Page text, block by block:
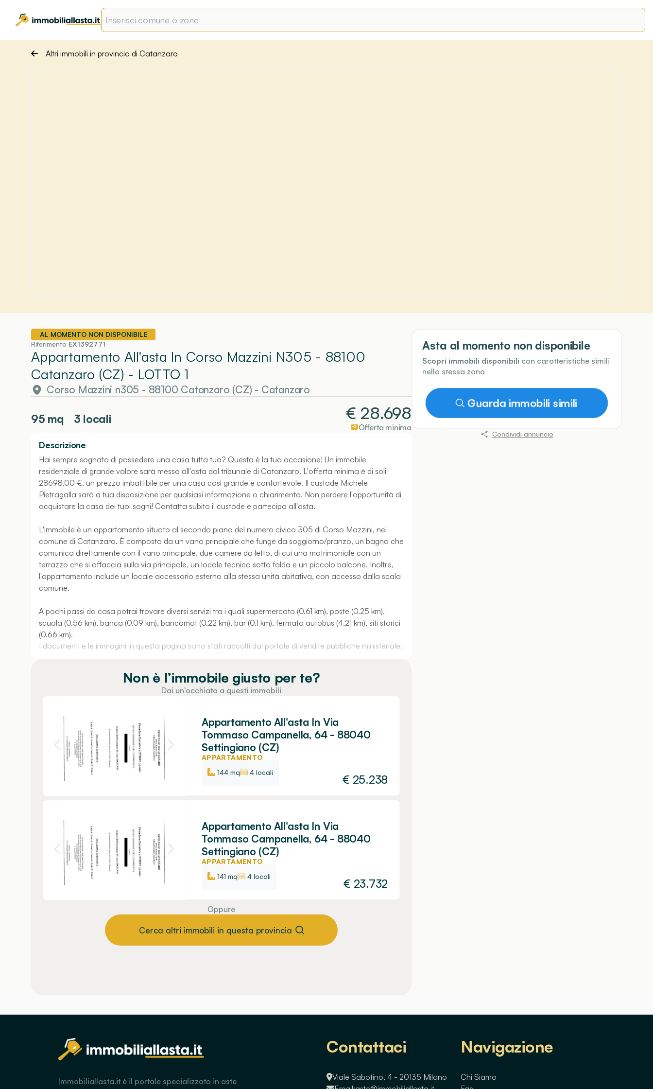
Altri immobili in provincia di Catanzaro
AL MOMENTO NON DISPONIBILE
Riferimento EX1392771
Appartamento All'asta In Corso Mazzini N305 - 88100
Catanzaro (CZ) - LOTTO 1
Corso Mazzini n305 - 88100 Catanzaro (CZ) - Catanzaro
95 mq 3 locali € 28.698
Offerta minima
Descrizione
Hai sempre sognato di possedere una casa tutta tua? Questa è la tua occasione! Un immobile
residenziale di grande valore sarà messo all'asta dal tribunale di Catanzaro. L'offerta minima è di soli
28698.00 €, un prezzo imbattibile per una casa così grande e confortevole. Il custode Michele
Pietragalla sarà a tua disposizione per qualsiasi informazione o chiarimento. Non perdere l'opportunità di
acquistare la casa dei tuoi sogni! Contatta subito il custode e partecipa all'asta.
L'immobile è un appartamento situato al secondo piano del numero civico 305 di Corso Mazzini, nel
comune di Catanzaro. È composto da un vano principale che funge da soggiorno/pranzo, un bagno che
comunica direttamente con il vano principale, due camere da letto, di cui una matrimoniale con un
terrazzo che si affaccia sulla via principale, un locale tecnico sotto falda e un piccolo balcone. Inoltre,
l'appartamento include un locale accessorio esterno alla stessa unità abitativa, con accesso dalla scala
comune.
A pochi passi da casa potrai trovare diversi servizi tra i quali supermercato (0.61 km), poste (0.25 km),
scuola (0.56 km), banca (0.09 km), bancomat (0.22 km), bar (0.1 km), fermata autobus (4.21 km), siti storici
(0.66 km).
I documenti e le immagini in questa pagina sono stati raccolti dal portale di vendite pubbliche ministeriale.
Non è l’immobile giusto per te?
Dai un’occhiata a questi immobili
Appartamento All'asta In Via
Tommaso Campanella, 64 - 88040
Settingiano (CZ)
APPARTAMENTO
144 mq
4 locali
€ 25.238
Appartamento All'asta In Via
Tommaso Campanella, 64 - 88040
Settingiano (CZ)
APPARTAMENTO
141 mq
4 locali
€ 23.732
Oppure
Cerca altri immobili in questa provincia
Asta al momento non disponibile
Scopri immobili disponibili con caratteristiche simili
nella stessa zona
Guarda immobili simili
Condividi annuncio
Immobiliallasta.it è il portale specializzato in aste
Contattaci
Viale Sabotino, 4 - 20135 Milano
Navigazione
Chi Siamo